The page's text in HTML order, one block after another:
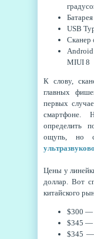
USB
Сканер
MIUI 8
К слову,
главных
первых
смартфоне.
определить
ощупь, но
Цены у
доллар. Вот
китайского
$300 —
$345 —
$345 —